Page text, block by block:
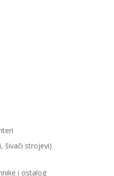
šivači strojevi)
i ostalog